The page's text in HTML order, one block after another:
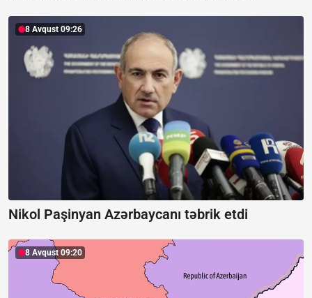
8 Avqust 09:26
Nikol Paşinyan Azərbaycanı təbrik etdi
8 Avqust 09:20